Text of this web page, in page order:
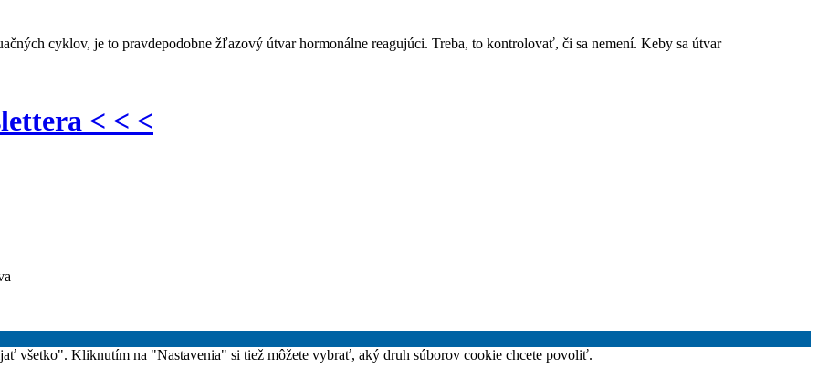
cyklov, je to pravdepodobne žľazový útvar hormonálne reagujúci. Treba, to kontrolovať, či sa nemení. Keby sa útvar
< < <
všetko". Kliknutím na "Nastavenia" si tiež môžete vybrať, aký druh súborov cookie chcete povoliť.